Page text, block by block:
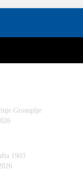
Grosuplje
1903